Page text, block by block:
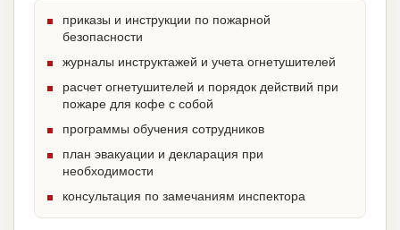
приказы и инструкции по пожарной
безопасности
журналы инструктажей и учета огнетушителей
расчет огнетушителей и порядок действий при
пожаре для кофе с собой
программы обучения сотрудников
план эвакуации и декларация при
необходимости
консультация по замечаниям инспектора